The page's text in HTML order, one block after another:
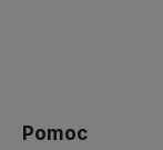
Pomoc